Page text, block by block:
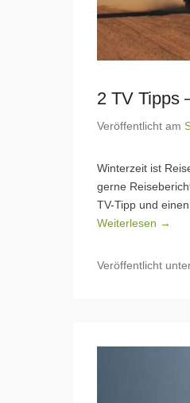
2 TV Tipps
Veröffentlicht am
Winterzeit ist
gerne
TV-Tipp und
Weiterlesen →
Veröffentlicht